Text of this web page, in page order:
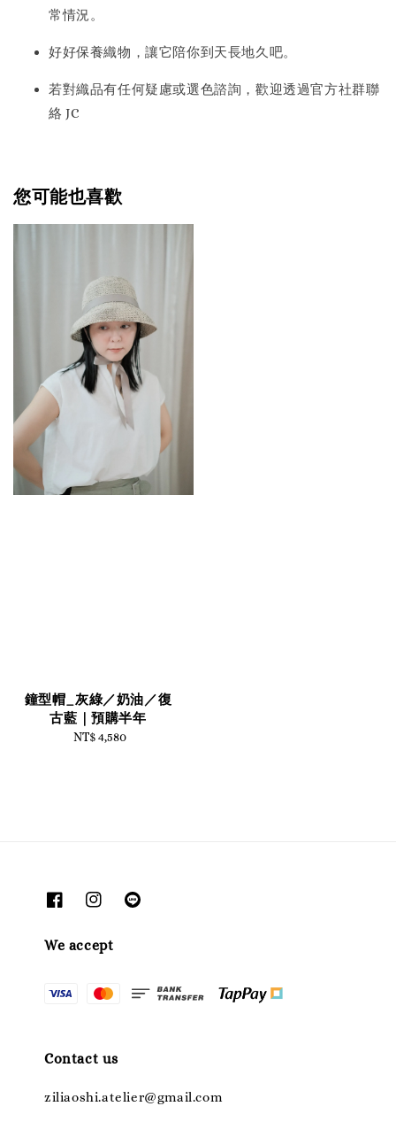
常情況。
好好保養織物，讓它陪你到天長地久吧。
若對織品有任何疑慮或選色諮詢，歡迎透過官方社群聯
絡 JC
您可能也喜歡
鐘型帽_灰綠／奶油／復
古藍｜預購半年
Regular
NT$ 4,580
We accept
Contact us
ziliaoshi.atelier@gmail.com